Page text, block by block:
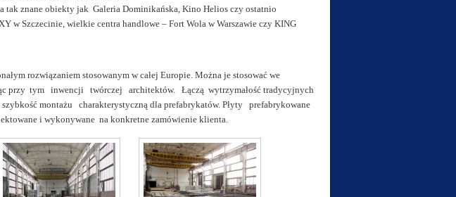
tak znane obiekty jak Galeria Dominikańska, Kino Helios czy ostatnio
w Szczecinie, wielkie centra handlowe – Fort Wola w Warszawie czy KING
rozwiązaniem stosowanym w całej Europie. Można je stosować we
przy tym inwencji twórczej architektów. Łączą wytrzymałość tradycyjnych
montażu charakterystyczną dla prefabrykatów. Płyty prefabrykowane
i wykonywane na konkretne zamówienie klienta.